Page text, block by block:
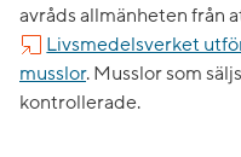
avråds allmänheten från
Livsmedelsverket
musslor. Musslor som
kontrollerade.